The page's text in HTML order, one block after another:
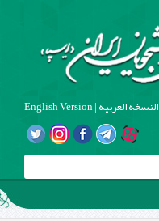
النسخه العربیه|
English Version